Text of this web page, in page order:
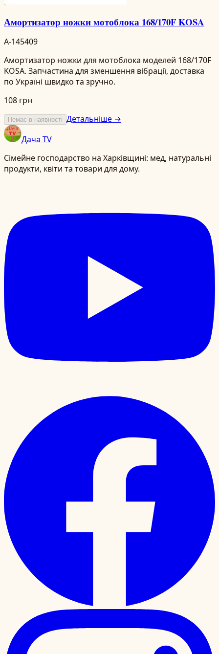
Амортизатор ножки мотоблока 168/170F KOSA
A-145409
Амортизатор ножки для мотоблока моделей 168/170F
KOSA. Запчастина для зменшення вібрації, доставка
по Україні швидко та зручно.
108 грн
Немає в наявності Детальніше →
Дача TV
Сімейне господарство на Харківщині: мед, натуральні
продукти, квіти та товари для дому.